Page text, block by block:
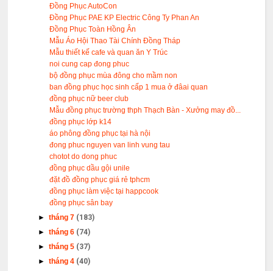
Đồng Phục AutoCon
Đồng Phục PAE KP Electric Công Ty Phan An
Đồng Phục Toàn Hồng Ân
Mẫu Áo Hội Thao Tài Chính Đồng Tháp
Mẫu thiết kế cafe và quan ăn Y Trúc
noi cung cap đong phuc
bộ đồng phục mùa đông cho mầm non
ban đồng phục học sinh cấp 1 mua ở đâai quan
đồng phục nữ beer club
Mẫu đồng phục trường thph Thạch Bàn - Xưởng may đồ...
đồng phục lớp k14
áo phông đồng phục tại hà nội
đong phuc nguyen van linh vung tau
chotot do dong phuc
đồng phục dầu gội unile
đặt đồ đồng phục giá rẻ tphcm
đồng phục làm việc tại happcook
đồng phục sân bay
►tháng 7 (183)
►tháng 6 (74)
►tháng 5 (37)
►tháng 4 (40)